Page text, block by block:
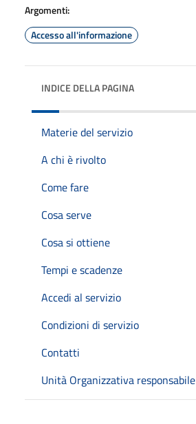
Argomenti:
Accesso all'informazione
INDICE DELLA PAGINA
Materie del servizio
A chi è rivolto
Come fare
Cosa serve
Cosa si ottiene
Tempi e scadenze
Accedi al servizio
Condizioni di servizio
Contatti
Unità Organizzativa responsabile